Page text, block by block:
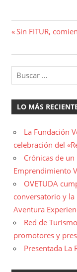
de
entradas
Entrada
Sin FITUR,
LO MÁS
La Fundación
celebración del
Crónicas de
Emprendimiento
OVETUDA
conversatorio y la
Aventura
Red de
promotores y
Presentada La